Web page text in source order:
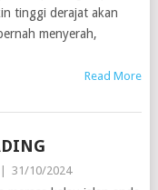
tinggi derajat akan
menyerah,
Read More
| 31/10/2024